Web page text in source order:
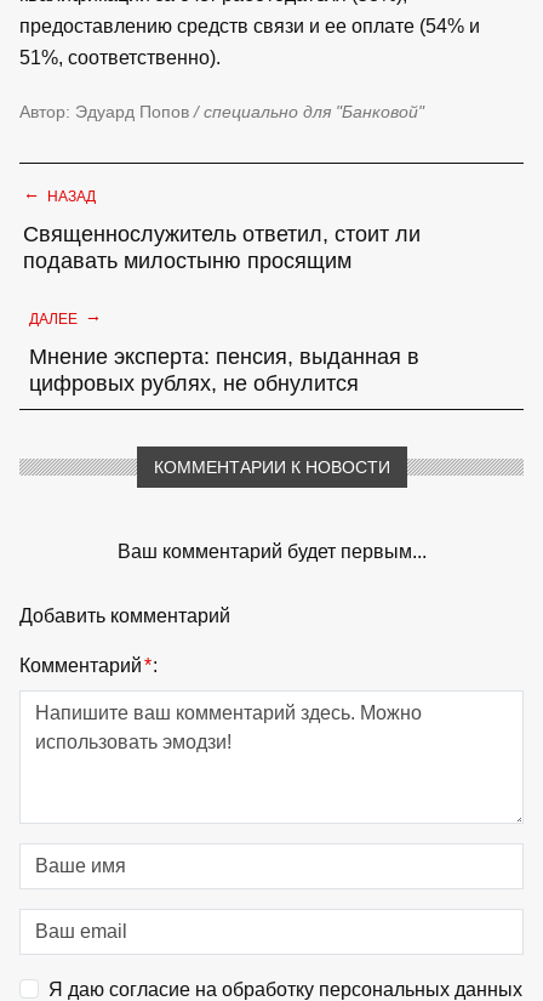
предоставлению средств связи и ее оплате (54% и
51%, соответственно).
Автор: Эдуард Попов / специально для "Банковой"
← НАЗАД
Священнослужитель ответил, стоит ли
подавать милостыню просящим
ДАЛЕЕ →
Мнение эксперта: пенсия, выданная в
цифровых рублях, не обнулится
КОММЕНТАРИИ К НОВОСТИ
Ваш комментарий будет первым...
Добавить комментарий
Комментарий*:
Я даю согласие на обработку персональных данных